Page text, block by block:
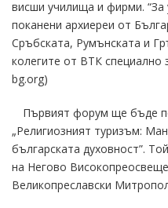
висши училища и фирми. “За
поканени архиереи от
Сръбската, Румънската и
колегите от ВТК специално
bg.org)
Първият форум ще бъде
„Религиозният туризъм:
българската духовност”.
на Негово
Великопреславски